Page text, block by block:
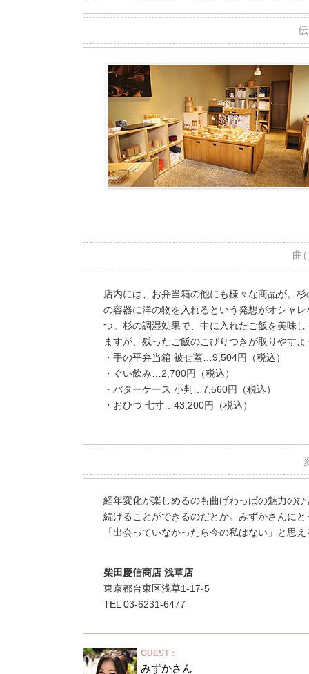
曲
店内には、お弁当箱の他にも様々な商品が。
の容器に洋の物を入れるという発想がオシャ
つ。杉の調湿効果で、中に入れたご飯を美味
ますが、残ったご飯のこびりつきが取りやす
・手の平弁当箱 被せ蓋…9,504円（税込）
・ぐい飲み…2,700円（税込）
・バターケース 小判…7,560円（税込）
・おひつ 七寸…43,200円（税込）
経年変化が楽しめるのも曲げわっぱの魅力の
続けることができるのだとか。みずかさんに
「出会っていなかったら今の私はない」と思
柴田慶信商店 浅草店
東京都台東区浅草1-17-5
TEL 03-6231-6477
GUEST：
みずかさん